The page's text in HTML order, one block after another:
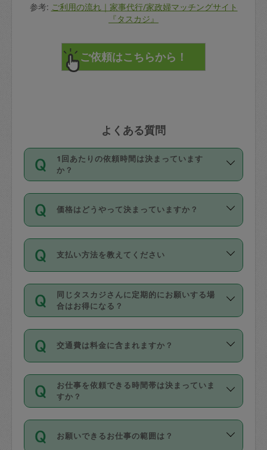
参考: ご利用の流れ｜家事代行/家政婦マッチングサイト
『タスカジ』
よくある質問
1回あたりの依頼時間は決まっています
か？
依頼1回につき3時間固定です。3時間を
超えて依頼したい場合は、延長機能をご
利用ください。機能をご利用いただくに
の上事前申請することが必要です。な
お、3時間を下回っても、値引き等はござ
いません。
価格はどうやって決まっていますか？
11種類の価格帯の中からタスカジさん自
身が価格を選んで設定しています。
タスカジさんの価格設定には最初は制限
があり、レビュー件数、レビューの平均
値、などで除々に設定可能な最高額が上
がっていく仕組みになっています。
支払い方法を教えてください
お支払方法はクレジットカード（Visa／
Master／JCB／AMERICAN EXPRESS／
Diners Club）のみとなります。
を行う際にご入力ください。プロフィー
ル登録時にはご入力いただかなくても大
丈夫です。
デビットカード・プリペイドカード（Vプ
リカ、au WALLETなど）は支払にはご利
銀行振込や現金払いも対応していませ
同じタスカジさんに定期的にお願いする場
合はお得になる？
依頼には「スポット」と「定期（毎週｜
隔週）」があり、「定期」の依頼は「ス
ポット」よりお得な料金でご利用できま
す。
定期の最低利用回数は設けていない代わ
りに、一定数を超えたキャンセルは有償
交通費は料金に含まれますか？
交通費は依頼料金とは別途発生し、依頼
料金のご請求と合わせてお支払いとなり
ます。交通費の金額は「依頼の詳細」に
お仕事を依頼できる時間帯は決まっていま
すか？
時間帯は3種類あります。いずれも１回あ
たり３時間です。
お願いできるお仕事の範囲は？